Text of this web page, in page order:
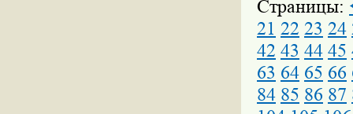
Страницы:
21 22 23 24
42 43 44 45
63 64 65 66
84 85 86 87